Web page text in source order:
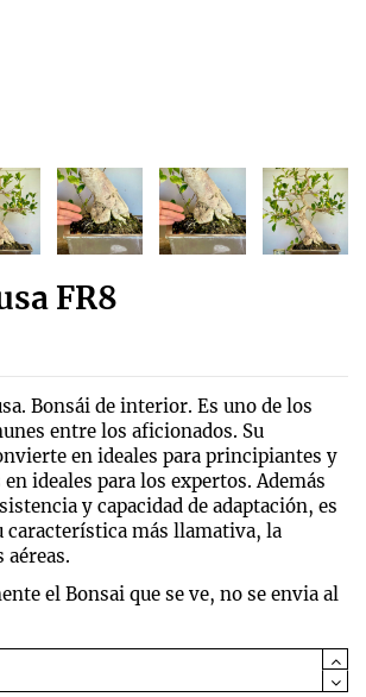
FR8
Bonsái de interior. Es uno de los
entre los aficionados. Su
en ideales para principiantes y
ideales para los expertos. Además
y capacidad de adaptación, es
característica más llamativa, la
aéreas.
el Bonsai que se ve, no se envia al